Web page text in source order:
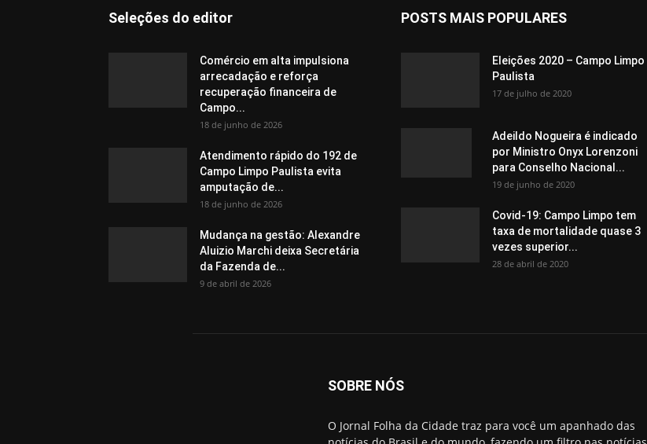
Seleções do editor
Comércio em alta impulsiona
arrecadação e reforça
recuperação financeira de
Campo...
18 de junho de 2026
Atendimento rápido do 192 de
Campo Limpo Paulista evita
amputação de...
18 de junho de 2026
Mudança na gestão: Alexandre
Aluizio Marchi deixa Secretária
da Fazenda de...
9 de abril de 2026
POSTS MAIS POPULARES
Eleições 2020 – Campo Limpo
Paulista
17 de julho de 2020
Adeildo Nogueira é indicado
por Ministro Onyx Lorenzoni
para Conselho Nacional...
19 de junho de 2020
Covid-19: Campo Limpo tem
taxa de mortalidade quase 3
vezes superior...
28 de abril de 2020
SOBRE NÓS
O Jornal Folha da Cidade traz para você um apanhado das